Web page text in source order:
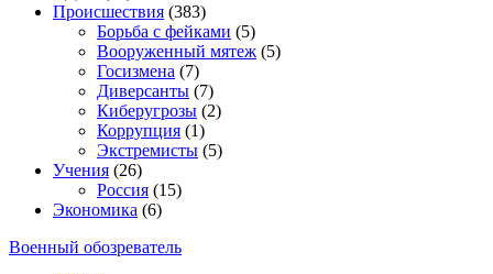
Происшествия (383)
Борьба с фейками (5)
Вооруженный мятеж (5)
Госизмена (7)
Диверсанты (7)
Киберугрозы (2)
Коррупция (1)
Экстремисты (5)
Учения (26)
Россия (15)
Экономика (6)
Военный обозреватель